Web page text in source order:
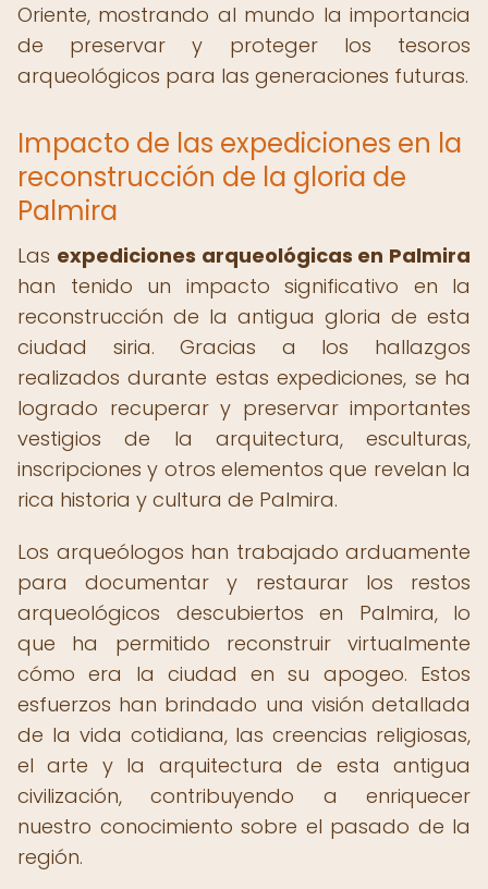
Oriente, mostrando al mundo la importancia
de preservar y proteger los tesoros
arqueológicos para las generaciones futuras.
Impacto de las expediciones en la
reconstrucción de la gloria de
Palmira
Las expediciones arqueológicas en Palmira
han tenido un impacto significativo en la
reconstrucción de la antigua gloria de esta
ciudad siria. Gracias a los hallazgos
realizados durante estas expediciones, se ha
logrado recuperar y preservar importantes
vestigios de la arquitectura, esculturas,
inscripciones y otros elementos que revelan la
rica historia y cultura de Palmira.
Los arqueólogos han trabajado arduamente
para documentar y restaurar los restos
arqueológicos descubiertos en Palmira, lo
que ha permitido reconstruir virtualmente
cómo era la ciudad en su apogeo. Estos
esfuerzos han brindado una visión detallada
de la vida cotidiana, las creencias religiosas,
el arte y la arquitectura de esta antigua
civilización, contribuyendo a enriquecer
nuestro conocimiento sobre el pasado de la
región.